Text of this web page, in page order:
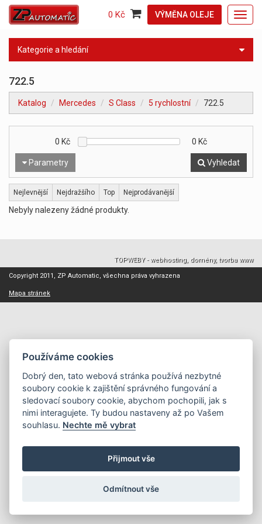
VÝMĚNA OLEJE
0 Kč
Kategorie a hledání
722.5
Katalog Mercedes S Class 5 rychlostní 722.5
Parametry
0 Kč 0 Kč
Vyhledat
Nejlevnější Nejdražšího Top Nejprodávanější
Nebyly nalezeny žádné produkty.
Copyright 2011, ZP Automatic, všechna práva vyhrazena
Mapa stránek
TOPWEBY - webhosting, domény, tvorba www
Používáme cookies
Dobrý den, tato webová stránka používá nezbytné
soubory cookie k zajištění správného fungování a
sledovací soubory cookie, abychom pochopili, jak s
nimi interagujete. Ty budou nastaveny až po Vašem
souhlasu. Nechte mě vybrat
Přijmout vše
Odmítnout vše